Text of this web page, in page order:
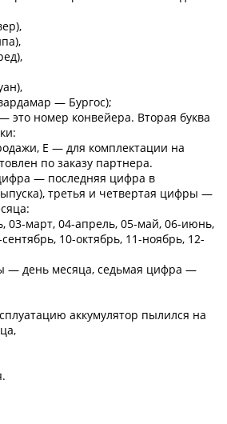
— Бургос);
это номер конвейера. Вторая буква
E — для комплектации на
по заказу партнера.
— последняя цифра в
третья и четвертая цифры —
03-март, 04-апрель, 05-май, 06-июнь,
10-октябрь, 11-ноябрь, 12-
— день месяца, седьмая цифра —
аккумулятор пылился на